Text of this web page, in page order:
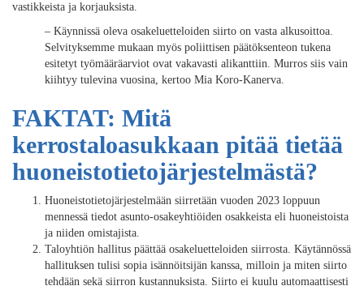
vastikkeista ja korjauksista.
– Käynnissä oleva osakeluetteloiden siirto on vasta alkusoittoa.
Selvityksemme mukaan myös poliittisen päätöksenteon tukena
esitetyt työmääräarviot ovat vakavasti alikanttiin. Murros siis vain
kiihtyy tulevina vuosina, kertoo Mia Koro-Kanerva.
FAKTAT: Mitä
kerrostaloasukkaan pitää tietää
huoneistotietojärjestelmästä?
Huoneistotietojärjestelmään siirretään vuoden 2023 loppuun
mennessä tiedot asunto-osakeyhtiöiden osakkeista eli huoneistoista
ja niiden omistajista.
Taloyhtiön hallitus päättää osakeluetteloiden siirrosta. Käytännössä
hallituksen tulisi sopia isännöitsijän kanssa, milloin ja miten siirto
tehdään sekä siirron kustannuksista. Siirto ei kuulu automaattisesti